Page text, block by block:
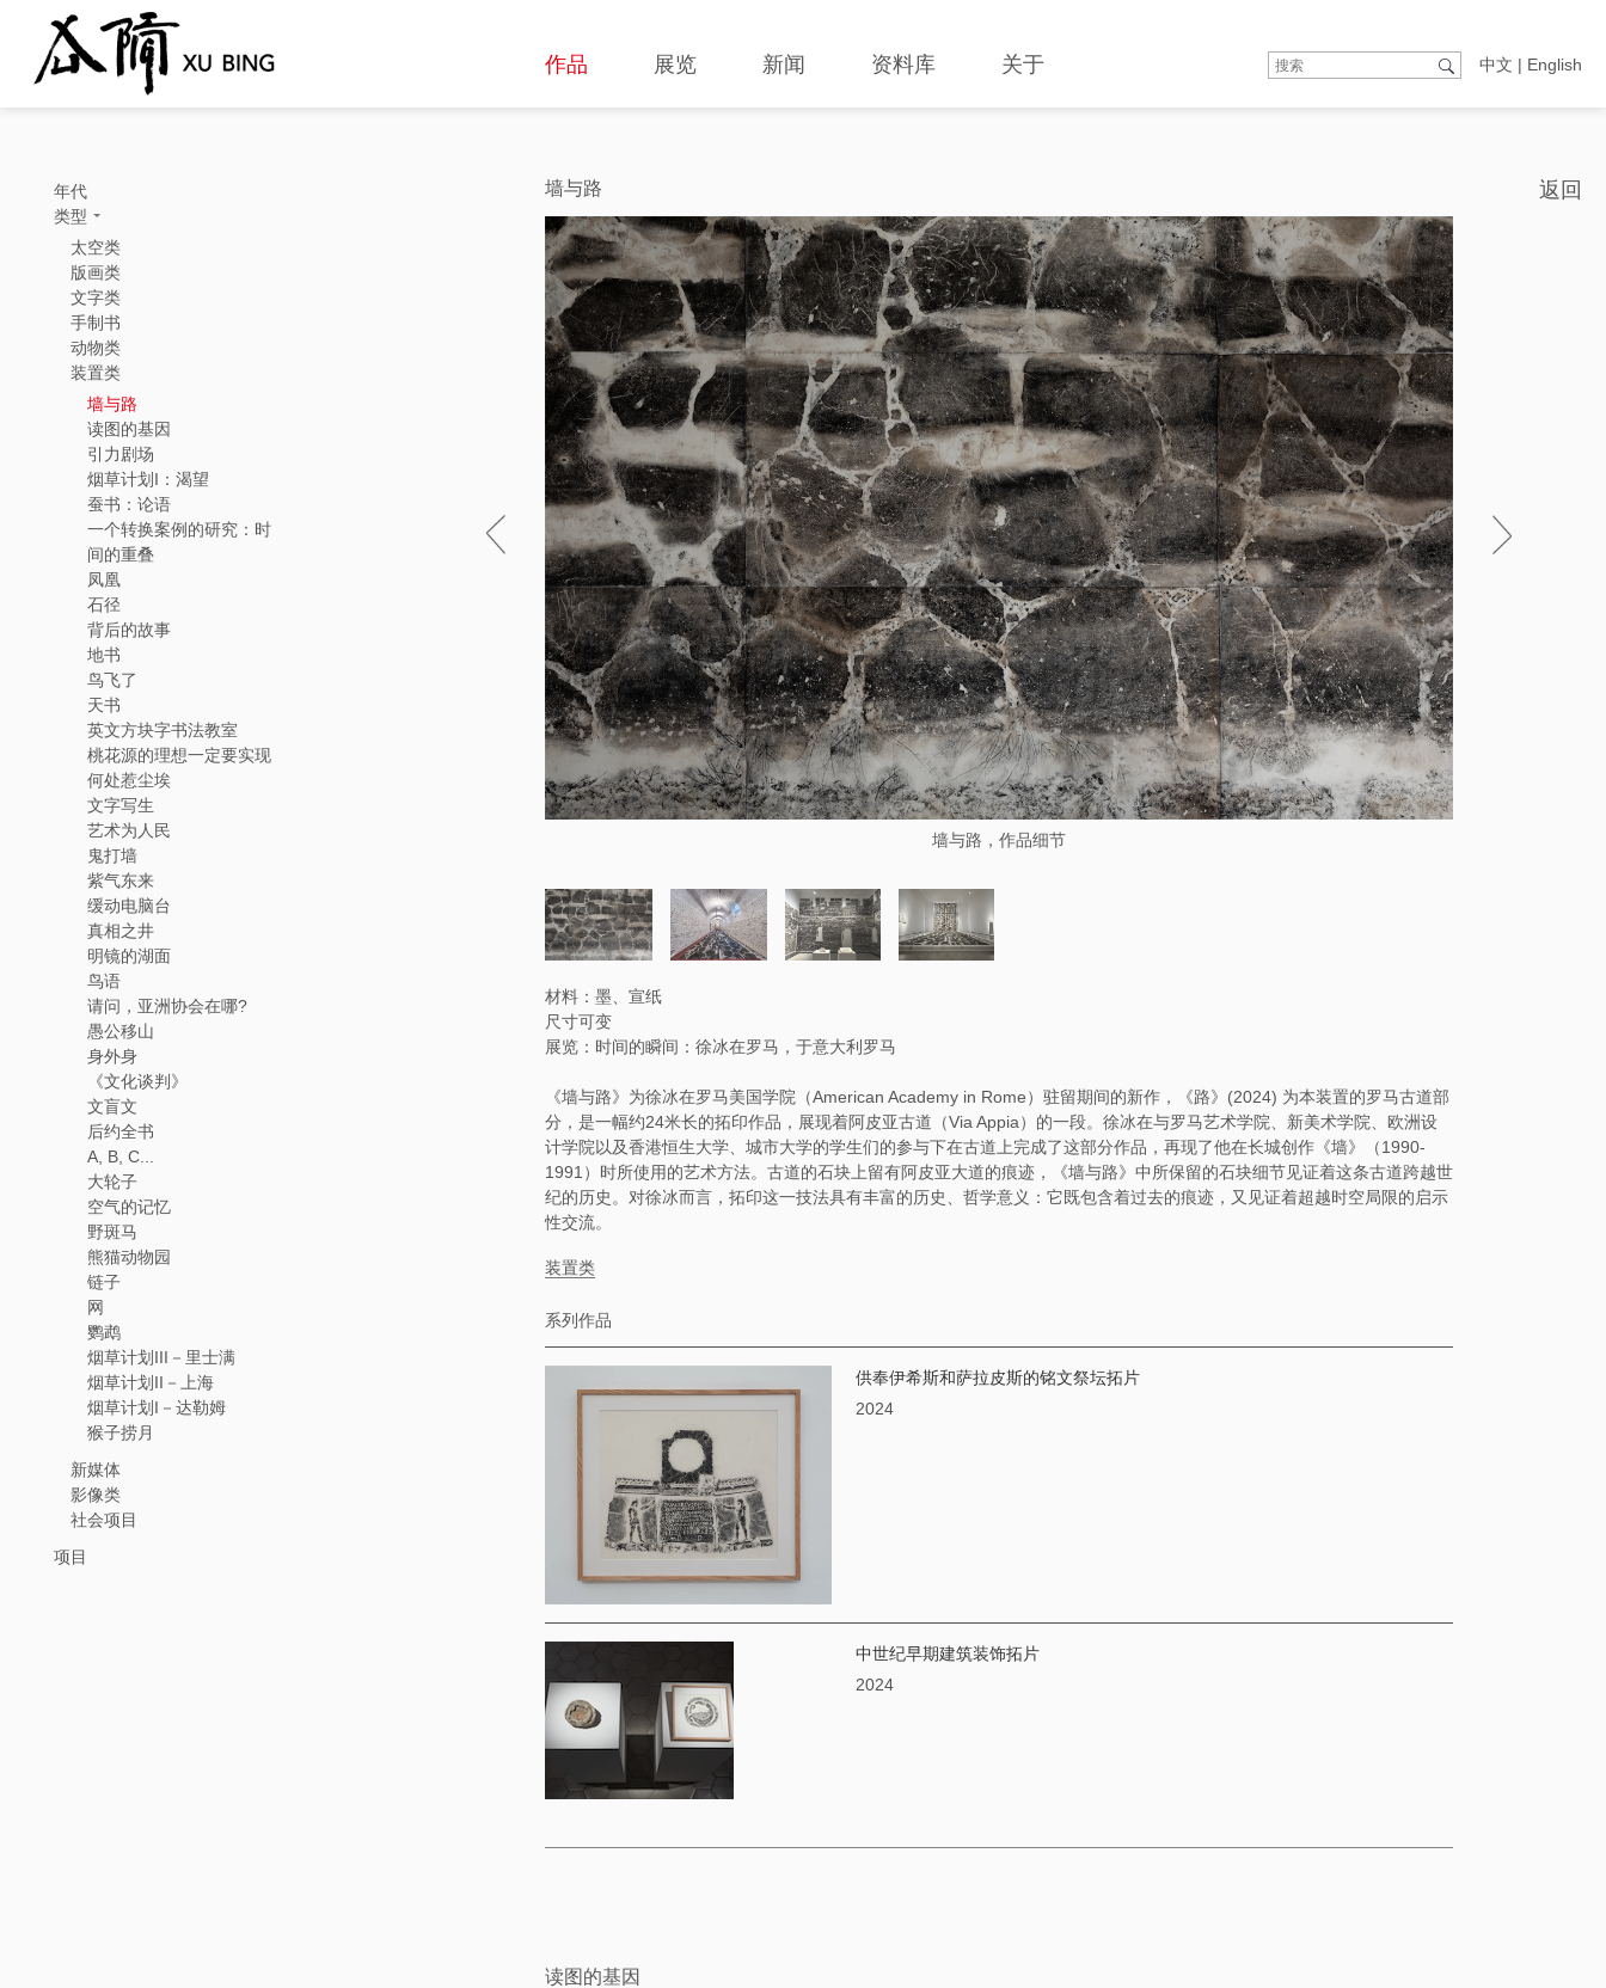
作品 展览 新闻 资料库 关于 中文 | English
年代
类型
太空类
版画类
文字类
手制书
动物类
装置类
墙与路
读图的基因
引力剧场
烟草计划I：渴望
蚕书：论语
一个转换案例的研究：时
间的重叠
凤凰
石径
背后的故事
地书
鸟飞了
天书
英文方块字书法教室
桃花源的理想一定要实现
何处惹尘埃
文字写生
艺术为人民
鬼打墙
紫气东来
缓动电脑台
真相之井
明镜的湖面
鸟语
请问，亚洲协会在哪?
愚公移山
身外身
《文化谈判》
文盲文
后约全书
A, B, C...
大轮子
空气的记忆
野斑马
熊猫动物园
链子
网
鹦鹉
烟草计划III－里士满
烟草计划II－上海
烟草计划I－达勒姆
猴子捞月
新媒体
影像类
社会项目
项目
返回
墙与路
墙与路，作品细节
材料：墨、宣纸
尺寸可变
展览：时间的瞬间：徐冰在罗马，于意大利罗马
《墙与路》为徐冰在罗马美国学院（American Academy in Rome）驻留期间的新作，《路》(2024) 为本装置的罗马古道部
分，是一幅约24米长的拓印作品，展现着阿皮亚古道（Via Appia）的一段。徐冰在与罗马艺术学院、新美术学院、欧洲设
计学院以及香港恒生大学、城市大学的学生们的参与下在古道上完成了这部分作品，再现了他在长城创作《墙》（1990-
1991）时所使用的艺术方法。古道的石块上留有阿皮亚大道的痕迹，《墙与路》中所保留的石块细节见证着这条古道跨越世
纪的历史。对徐冰而言，拓印这一技法具有丰富的历史、哲学意义：它既包含着过去的痕迹，又见证着超越时空局限的启示
性交流。
装置类
系列作品
供奉伊希斯和萨拉皮斯的铭文祭坛拓片
2024
中世纪早期建筑装饰拓片
2024
读图的基因